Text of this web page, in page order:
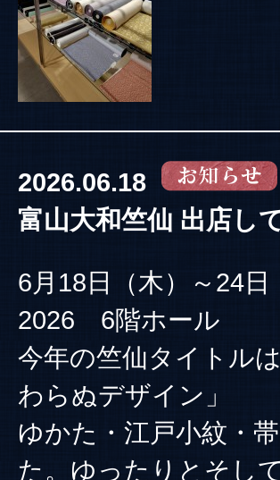
2026.06.18
富山大和竺仙 出店し
6月18日（木）～24
2026 6階ホール
今年の竺仙タイトル
わらぬデザイン」
ゆかた・江戸小紋・
た。ゆったりとそし